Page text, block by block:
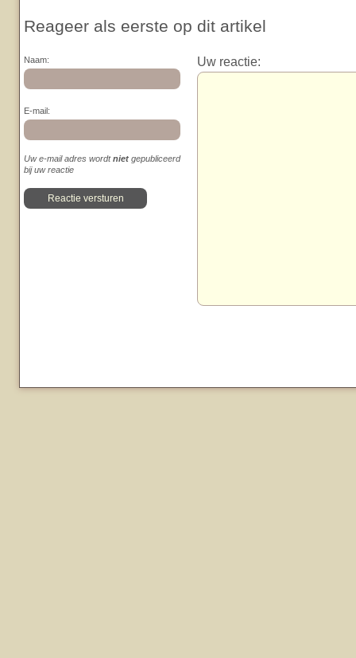
Reageer als eerste op dit artikel
Naam:
E-mail:
Uw e-mail adres wordtniet gepubliceerd
bij uw reactie
Uw reactie: